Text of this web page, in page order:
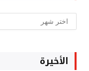
ارشيف
غربة
الأخيرة